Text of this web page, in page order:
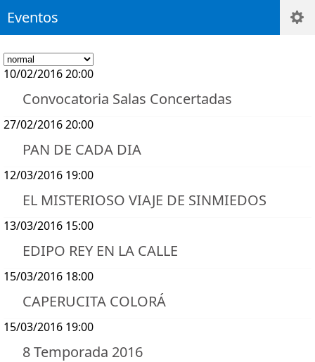
Eventos
10/02/2016 20:00
Convocatoria Salas Concertadas
27/02/2016 20:00
PAN DE CADA DIA
12/03/2016 19:00
EL MISTERIOSO VIAJE DE SINMIEDOS
13/03/2016 15:00
EDIPO REY EN LA CALLE
15/03/2016 18:00
CAPERUCITA COLORÁ
15/03/2016 19:00
8 Temporada 2016